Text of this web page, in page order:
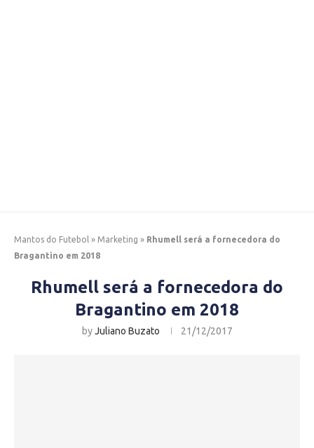
Mantos do Futebol » Marketing » Rhumell será a fornecedora do
Bragantino em 2018
Rhumell será a fornecedora do
Bragantino em 2018
byJuliano Buzato 21/12/2017